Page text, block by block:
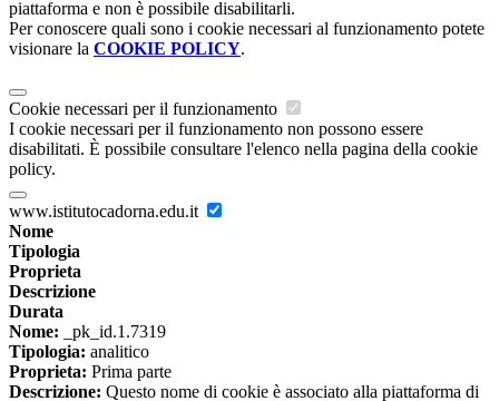
piattaforma e non è possibile disabilitarli.
Per conoscere quali sono i cookie necessari al funzionamento potete
visionare la COOKIE POLICY.
Cookie necessari per il funzionamento
I cookie necessari per il funzionamento non possono essere
disabilitati. È possibile consultare l'elenco nella pagina della cookie
policy.
www.istitutocadorna.edu.it
Nome
Tipologia
Proprieta
Descrizione
Durata
Nome: _pk_id.1.7319
Tipologia: analitico
Proprieta: Prima parte
Descrizione: Questo nome di cookie è associato alla piattaforma di